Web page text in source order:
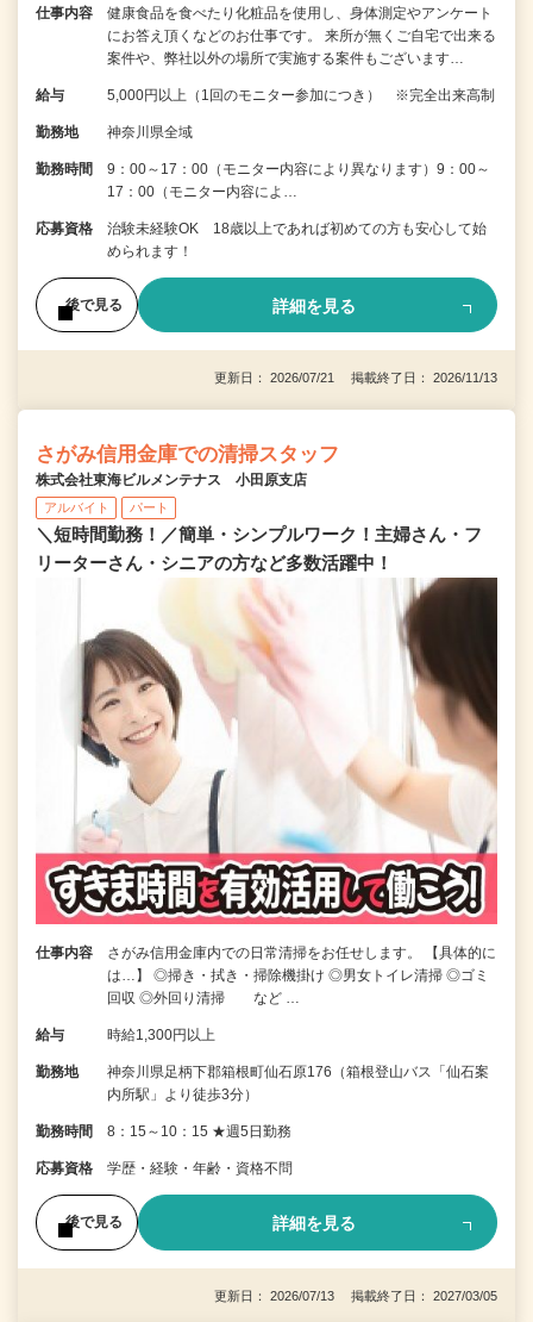
仕事内容
健康食品を食べたり化粧品を使用し、身体測定やアンケート
にお答え頂くなどのお仕事です。 来所が無くご自宅で出来る
案件や、弊社以外の場所で実施する案件もございます…
給与 5,000円以上（1回のモニター参加につき） ※完全出来高制
勤務地 神奈川県全域
勤務時間
9：00～17：00（モニター内容により異なります）9：00～
17：00（モニター内容によ…
応募資格
治験未経験OK 18歳以上であれば初めての方も安心して始
められます！
後で見る 詳細を見る
更新日： 2026/07/21 掲載終了日： 2026/11/13
さがみ信用金庫での清掃スタッフ
株式会社東海ビルメンテナス 小田原支店
アルバイト パート
＼短時間勤務！／簡単・シンプルワーク！主婦さん・フ
リーターさん・シニアの方など多数活躍中！
仕事内容
さがみ信用金庫内での日常清掃をお任せします。 【具体的に
は…】 ◎掃き・拭き・掃除機掛け ◎男女トイレ清掃 ◎ゴミ
回収 ◎外回り清掃 など …
給与 時給1,300円以上
勤務地
神奈川県足柄下郡箱根町仙石原176（箱根登山バス「仙石案
内所駅」より徒歩3分）
勤務時間 8：15～10：15 ★週5日勤務
応募資格 学歴・経験・年齢・資格不問
後で見る 詳細を見る
更新日： 2026/07/13 掲載終了日： 2027/03/05